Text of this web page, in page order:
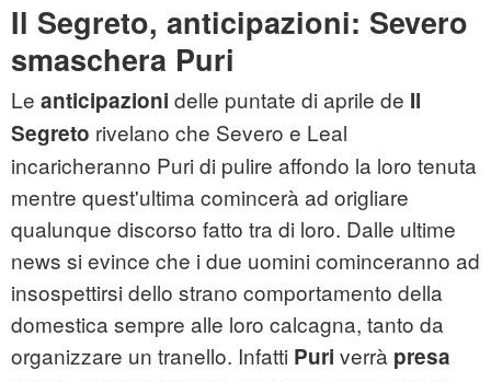
Il Segreto, anticipazioni: Severo
smaschera Puri
Le anticipazioni delle puntate di aprile de Il
Segreto rivelano che Severo e Leal
incaricheranno Puri di pulire affondo la loro tenuta
mentre quest'ultima comincerà ad origliare
qualunque discorso fatto tra di loro. Dalle ultime
news si evince che i due uomini cominceranno ad
insospettirsi dello strano comportamento della
domestica sempre alle loro calcagna, tanto da
organizzare un tranello. Infatti Puri verrà presa